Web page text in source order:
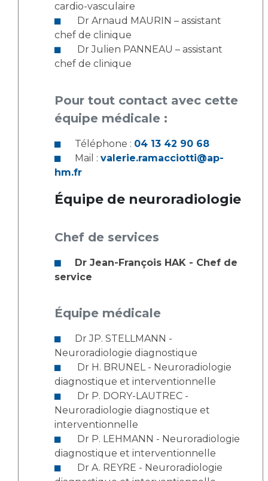
Les recherches en santé à l’AP-HM
Lieu de santé sans tabac
cardio-vasculaire
chef de clinique
chef de clinique
Pour tout contact avec cette
équipe médicale :
Téléphone : 04 13 42 90 68
Mail : valerie.ramacciotti@ap-
hm.fr
Équipe de neuroradiologie
Chef de services
Dr Jean-François HAK - Chef de
service
Équipe médicale
Dr JP. STELLMANN -
Neuroradiologie diagnostique
diagnostique et interventionnelle
Neuroradiologie diagnostique et
interventionnelle
diagnostique et interventionnelle